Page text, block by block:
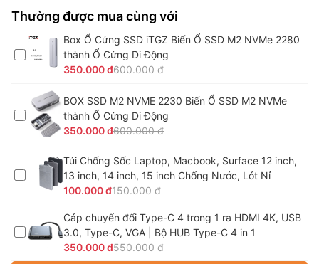
Thường được mua cùng với
Box Ổ Cứng SSD iTGZ Biến Ổ SSD M2 NVMe 2280
thành Ổ Cứng Di Động
350.000 đ600.000 đ
BOX SSD M2 NVME 2230 Biến Ổ SSD M2 NVMe
thành Ổ Cứng Di Động
350.000 đ600.000 đ
Túi Chống Sốc Laptop, Macbook, Surface 12 inch,
13 inch, 14 inch, 15 inch Chống Nước, Lót Nỉ
100.000 đ150.000 đ
Cáp chuyển đổi Type-C 4 trong 1 ra HDMI 4K, USB
3.0, Type-C, VGA | Bộ HUB Type-C 4 in 1
350.000 đ550.000 đ